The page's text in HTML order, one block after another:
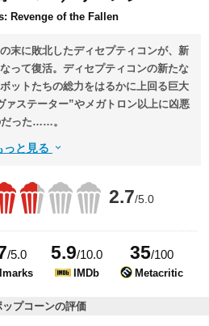
Revenge of the Fallen
末に敗北したディセプティコンが、新
って復活。ディセプティコンの新たな
ットたちの総力をはるかに上回る巨大
ァステーター”やメガトロン以上に凶悪
だった……。
っと見る
2.7/5.0
/5.0 5.9/10.0
IMDb
35/100
Metacritic
ップコーンの評価